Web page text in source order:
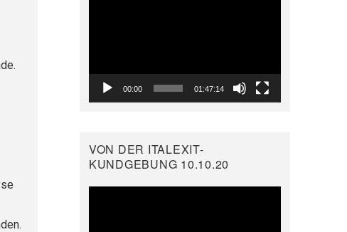
00:00 01:47:14
VON DER ITALEXIT-
KUNDGEBUNG 10.10.20